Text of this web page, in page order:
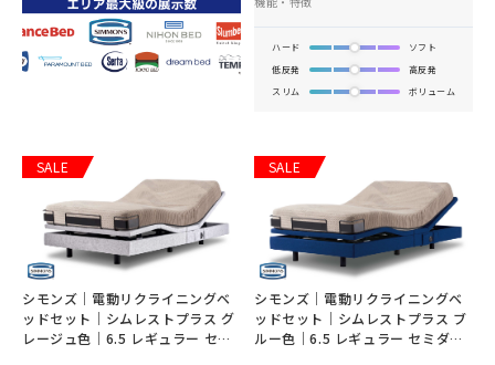
ハード
ソフト
低反発
高反発
スリム
ボリューム
SALE
シモンズ｜電動リクライニングベ
ッドセット｜シムレストプラス グ
レージュ色｜6.5 レギュラー セミ
SALE
シモンズ｜電動リクライニングベ
ッドセット｜シムレストプラス ブ
ルー色｜6.5 レギュラー セミダブ